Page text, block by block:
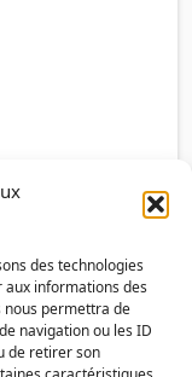
des technologies
aux informations des
nous permettra de
navigation ou les ID
de retirer son